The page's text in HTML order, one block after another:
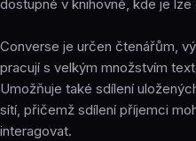
dostupné v knihovně, kde je
Converse je určen čtenářům,
pracují s velkým množstvím
Umožňuje také sdílení
sítí, přičemž sdílení příjemci
interagovat.